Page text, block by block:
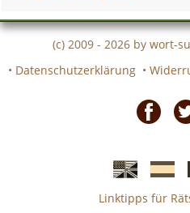
(c) 2009 - 2026 by wort-
• Datenschutzerklärung •
Englische
Linktipps für